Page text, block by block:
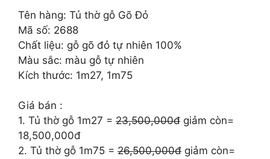
là:
18.500.000 ₫.
Tên hàng: Tủ thờ gỗ Gõ Đỏ
Mã số: 2688
Chất liệu: gỗ gõ đỏ tự nhiên 100%
Màu sắc: màu gỗ tự nhiên
Kích thước: 1m27, 1m75
Giá bán :
1. Tủ thờ gỗ 1m27 = 23,500,000đ giảm còn=
18,500,000đ
2. Tủ thờ gỗ 1m75 = 26,500,000đ giảm còn=